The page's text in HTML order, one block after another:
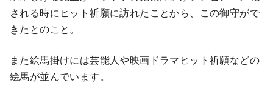
される時にヒット祈願に訪れたことから、この御守がで
きたとのこと。
また絵馬掛けには芸能人や映画ドラマヒット祈願などの
絵馬が並んでいます。